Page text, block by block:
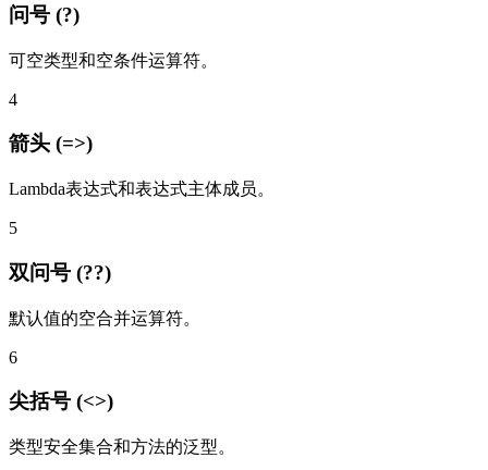
问号 (?)
可空类型和空条件运算符。
4
箭头 (=>)
Lambda表达式和表达式主体成员。
5
双问号 (??)
默认值的空合并运算符。
6
尖括号 (<>)
类型安全集合和方法的泛型。